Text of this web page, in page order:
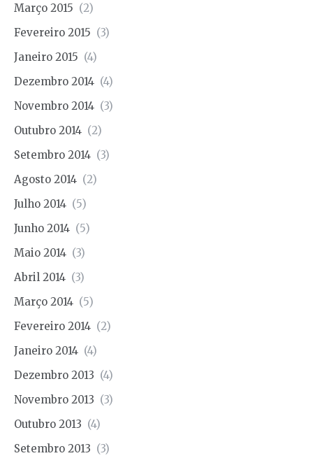
Março 2015 (2)
Fevereiro 2015 (3)
Janeiro 2015 (4)
Dezembro 2014 (4)
Novembro 2014 (3)
Outubro 2014 (2)
Setembro 2014 (3)
Agosto 2014 (2)
Julho 2014 (5)
Junho 2014 (5)
Maio 2014 (3)
Abril 2014 (3)
Março 2014 (5)
Fevereiro 2014 (2)
Janeiro 2014 (4)
Dezembro 2013 (4)
Novembro 2013 (3)
Outubro 2013 (4)
Setembro 2013 (3)